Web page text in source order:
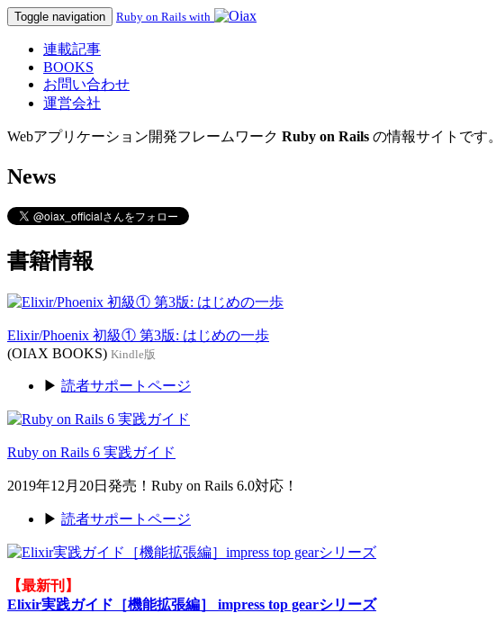
Toggle navigation Ruby on Rails with
連載記事
BOOKS
お問い合わせ
運営会社
Webアプリケーション開発フレームワーク Ruby on Rails の情報サイトです。
News
書籍情報
Elixir/Phoenix 初級① 第3版: はじめの一歩
(OIAX BOOKS) Kindle版
▶ 読者サポートページ
Ruby on Rails 6 実践ガイド
2019年12月20日発売！Ruby on Rails 6.0対応！
▶ 読者サポートページ
【最新刊】
Elixir実践ガイド［機能拡張編］ impress top gearシリーズ